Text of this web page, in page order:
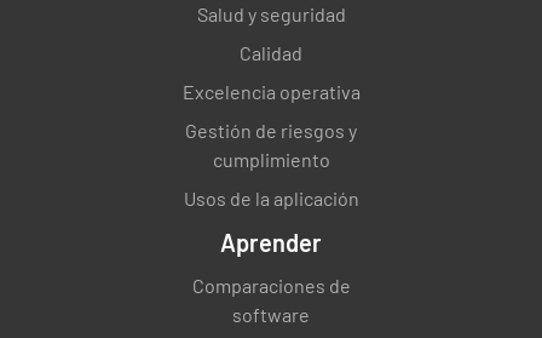
Salud y seguridad
Calidad
Excelencia operativa
Gestión de riesgos y
cumplimiento
Usos de la aplicación
Aprender
Comparaciones de
software